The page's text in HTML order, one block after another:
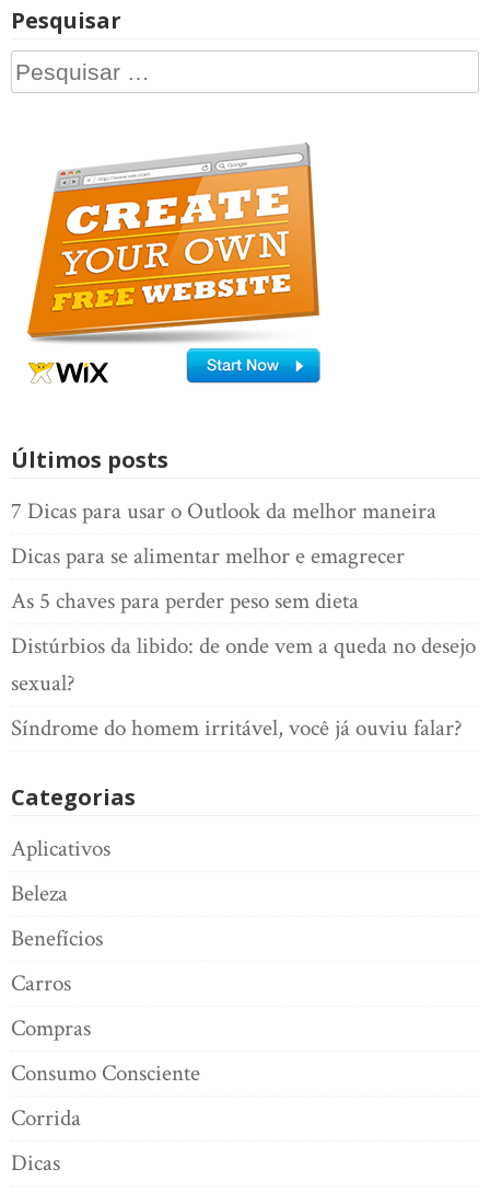
Pesquisar
Pesquisar
Últimos posts
7 Dicas para usar o Outlook da melhor maneira
Dicas para se alimentar melhor e emagrecer
As 5 chaves para perder peso sem dieta
Distúrbios da libido: de onde vem a queda no desejo
sexual?
Síndrome do homem irritável, você já ouviu falar?
Categorias
Aplicativos
Beleza
Benefícios
Carros
Compras
Consumo Consciente
Corrida
Dicas